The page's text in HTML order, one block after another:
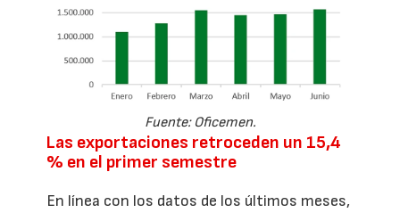
Fuente: Oficemen.
Las exportaciones retroceden un 15,4
% en el primer semestre
En línea con los datos de los últimos meses,